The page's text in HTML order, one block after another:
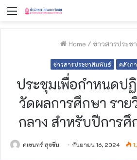
Menu
Home / ข่าวสารประช
ข่าวสารประชาสัมพันธ์ คลังภ
ประชุมเพื่อกำหนดป
วัดผลการศึกษา ราย
กลาง สำหรับปีการ
คเชนทร์ สุขชื่น กันยายน 16, 2024